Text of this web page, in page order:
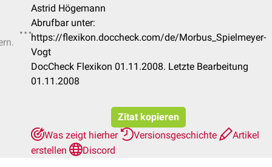
Astrid Högemann
Abrufbar unter:
https://flexikon.doccheck.com/de/Morbus_Spielmeyer-
Vogt
DocCheck Flexikon 01.11.2008. Letzte Bearbeitung
01.11.2008
Zitat kopieren
Was zeigt hierher
Versionsgeschichte
Artikel
erstellen
Discord